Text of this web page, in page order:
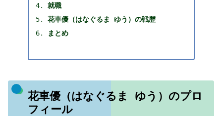
就職
花車優（はなぐるま ゆう）の戦歴
まとめ
花車優（はなぐるま ゆう）のプロ
フィール